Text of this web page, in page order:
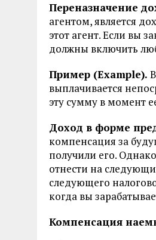
Переназначение
агентом, является
этот агент. Если вы
должны включить
Пример (Example).
выплачивается
эту сумму в момент
Доход в форме
компенсация за
получили его.
отнести на
следующего
когда вы
Компенсация